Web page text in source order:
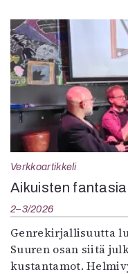
Verkkoartikkeli
Aikuisten
2–3/2026
Genrekirjallisuutta
Suuren osan siitä
kustantamot.